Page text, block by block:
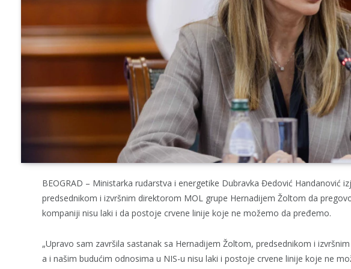
BEOGRAD – Ministarka rudarstva i energetike Dubravka Đedović Handanović
predsednikom i izvršnim direktorom MOL grupe Hernadijem Žoltom da
kompaniji nisu laki i da postoje crvene linije koje ne možemo da pređemo.
„Upravo sam završila sastanak sa Hernadijem Žoltom, predsednikom i
a i našim budućim odnosima u NIS-u nisu laki i postoje crvene linije koje ne